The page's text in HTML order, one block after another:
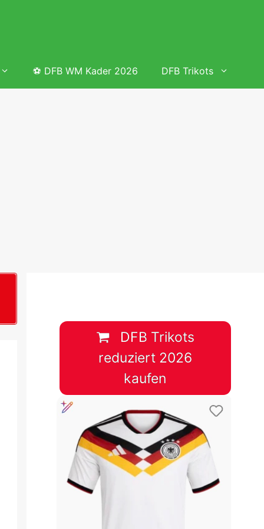
&
&
⚽ DFB WM Kader 2026 DFB Trikots
DFB Trikots
reduziert 2026
kaufen